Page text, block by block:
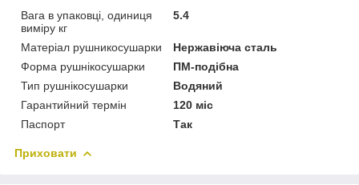
Вага в упаковці, одиниця
виміру кг
5.4
Матеріал рушникосушарки
Нержавіюча сталь
Форма рушнікосушарки
ПМ-подібна
Тип рушнікосушарки
Водяний
Гарантийний термін
120 міс
Паспорт
Так
Приховати